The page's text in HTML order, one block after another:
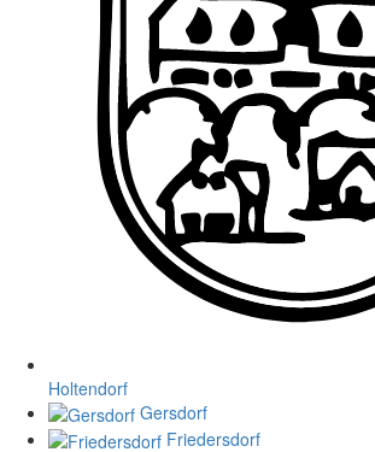
Holtendorf
Gersdorf
Friedersdorf